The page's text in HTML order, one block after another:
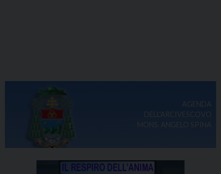
AGENDA
DELL'ARCIVESCOVO
MONS. ANGELO SPINA